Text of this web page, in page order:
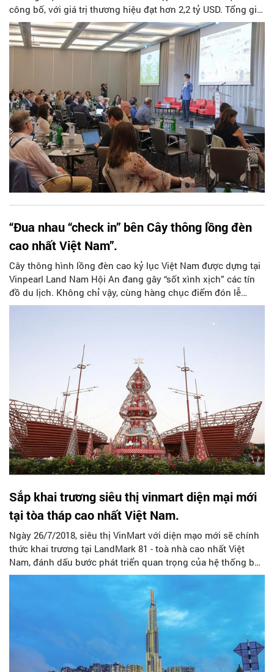
công bố, với giá trị thương hiệu đạt hơn 2,2 tỷ USD. Tổng giá
trị thương hiệu của danh sách năm 2019 đạt hơn 9,3 tỷ USD,
tăng 1,2 tỷ USD so với danh sách được công bố vào năm
2018.
“Đua nhau “check in” bên Cây thông lồng đèn
cao nhất Việt Nam”.
Cây thông hình lồng đèn cao kỷ lục Việt Nam được dựng tại
Vinpearl Land Nam Hội An đang gây “sốt xình xịch” các tín
đồ du lịch. Không chỉ vậy, cùng hàng chục điểm đón lễ
hoành tráng, nơi đây trở thành địa điểm được săn đón
ấn tượng cho du khách đón chào năm mới.
Sắp khai trương siêu thị vinmart diện mại mới
tại tòa tháp cao nhất Việt Nam.
Ngày 26/7/2018, siêu thị VinMart với diện mạo mới sẽ chính
thức khai trương tại LandMark 81 - toà nhà cao nhất Việt
Nam, đánh dấu bước phát triển quan trọng của hệ thống bán
lẻ thuộc Tập đoàn Vingroup sau hơn 3 năm thành lập.